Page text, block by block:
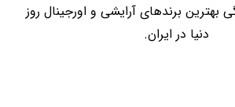
بهترین برندهای آرایشی و اورجینال روز
دنیا در ایران.